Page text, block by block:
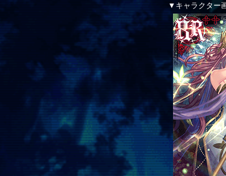
▼キャラクター